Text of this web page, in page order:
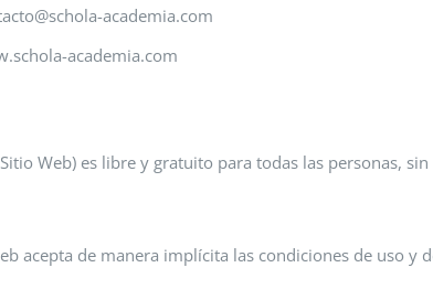
academia.com
academia.com
Web) es libre y gratuito para todas las personas,
acepta de manera implícita las condiciones de uso y